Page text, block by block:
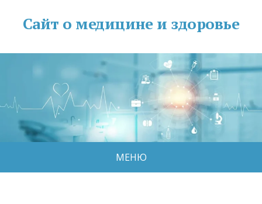
Сайт о медицине и здоровье
МЕНЮ